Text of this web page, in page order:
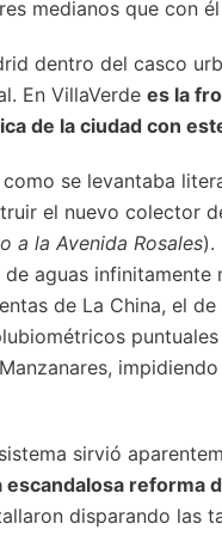
medianos que con
dentro del casco
En VillaVerde es la
de la ciudad con
se levantaba
el nuevo colector
a la Avenida Rosales).
aguas infinitamente
de La China, el
sirvió
escandalosa reforma
disparando las